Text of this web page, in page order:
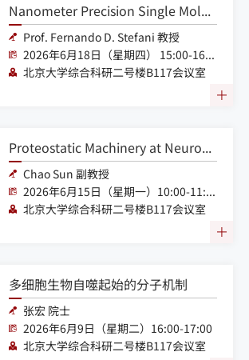
Nanometer Precision Single Molecule Localization with Raster Scanning Fluorescence Microscopes: Benchmarking RASTMIN, RASTMAX, and RASTED
Prof. Fernando D. Stefani 教授
2026年6月18日（星期四） 15:00-16:30
北京大学综合科研二号楼B117会议室
Proteostatic Machinery at Neuronal Synapses
Chao Sun 副教授
2026年6月15日（星期一）10:00-11:00
北京大学综合科研二号楼B117会议室
多细胞生物自噬起始的分子机制
张宏 院士
2026年6月9日（星期二）16:00-17:00
北京大学综合科研二号楼B117会议室